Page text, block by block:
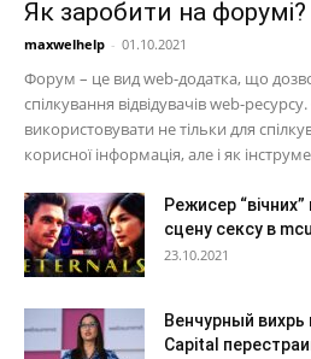
Як заробити на форумі?
maxwelhelp - 01.10.2021
Форум – це вид web-додатка, що
спілкування відвідувачів web-
використовувати не тільки для
корисної інформація, але і як
Режисер
сцену сексу в mcu
23.10.2021
Венчурный
Capital